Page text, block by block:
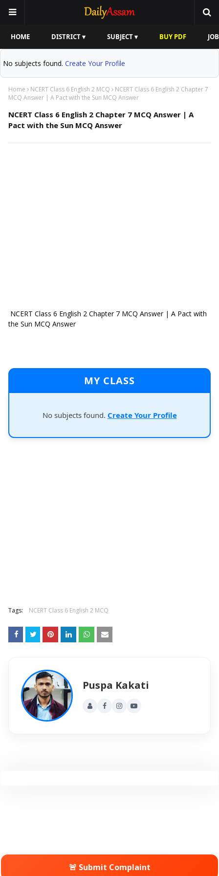
HOME DISTRICT ▾ SUBJECT ▾ BUY PDF
No subjects found. Create Your Profile
Home NCERT Class 6 English 2 MCQ
NCERT Class 6 English 2 Chapter 7
MCQ Answer | A Pact with the Sun MCQ Answer
NCERT Class 6 English 2 Chapter 7 MCQ Answer | A
Pact with the Sun MCQ Answer
NCERT Class 6 English 2 Chapter 7 MCQ Answer | A Pact with
the Sun MCQ Answer
MY CLASS
No subjects found. Create Your Profile
Tags: NCERT Class 6 English 2 MCQ
Puspa Kakati
🚨 Submit Complaint